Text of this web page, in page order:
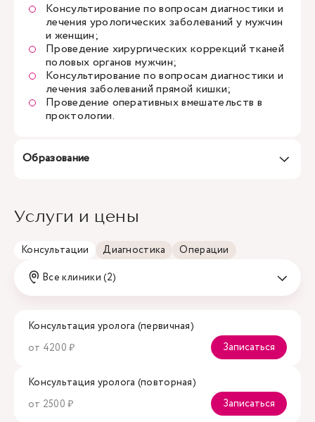
Консультирование по вопросам диагностики и
лечения урологических заболеваний у мужчин
и женщин;
Проведение хирургических коррекций тканей
половых органов мужчин;
Консультирование по вопросам диагностики и
лечения заболеваний прямой кишки;
Проведение оперативных вмешательств в
проктологии.
Образование
Услуги и цены
Консультации Диагностика
Операции
Все клиники (2)
Консультация уролога (первичная)
от 4200 ₽
Записаться
Консультация уролога (повторная)
от 2500 ₽
Записаться